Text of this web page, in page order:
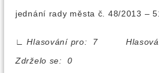
jednání rady města č. 48/2013 –
∟
Hlasování pro: 7
Zdrželo se: 0